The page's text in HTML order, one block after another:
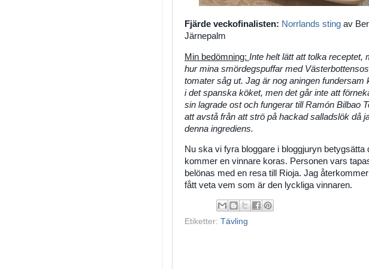
Fjärde veckofinalisten: Norrlands sting av
Järnepalm
Min bedömning: Inte helt lätt att tolka receptet,
hur mina smördegspuffar med
tomater såg ut. Jag är nog aningen fundersam
i det spanska köket, men det går inte att
sin lagrade ost och fungerar till Ramón Bilbao
att avstå från att strö på hackad salladslök då
denna ingrediens.
Nu ska vi fyra bloggare i bloggjuryn betygsätta
kommer en vinnare koras. Personen vars
belönas med en resa till Rioja. Jag
fått veta vem som är den lyckliga vinnaren.
Etiketter: Tävling